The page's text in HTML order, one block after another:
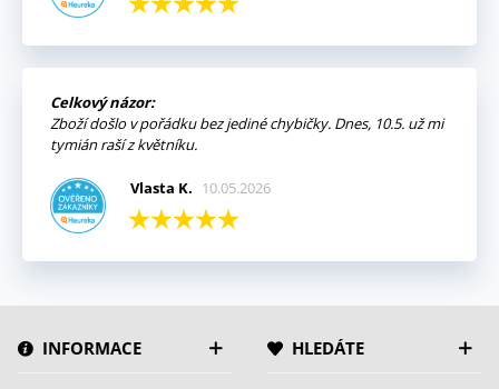
Celkový názor:
Zboží došlo v pořádku bez jediné chybičky. Dnes, 10.5. už mi
tymián raší z květníku.
Vlasta K. 10.05.2026
INFORMACE HLEDÁTE